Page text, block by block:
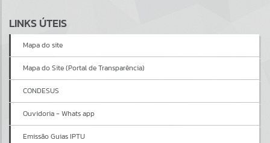
LINKS ÚTEIS
Mapa do site
Mapa do Site (Portal de Transparência)
CONDESUS
Ouvidoria - Whats app
Emissão Guias IPTU